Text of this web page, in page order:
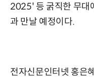
2025' 등 굵직한 무대
과 만날 예정이다.
전자신문인터넷 홍